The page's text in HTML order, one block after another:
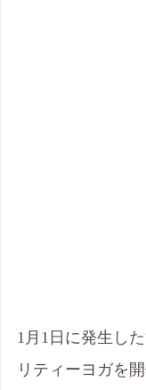
1月1日に発生し
リティーヨガを